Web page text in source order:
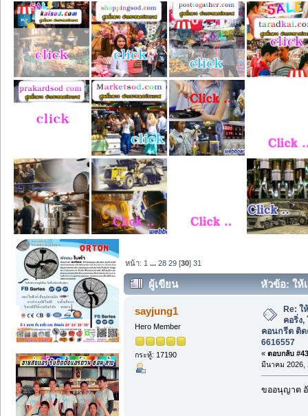
หน้า: 1 ...28 29 [30]31
ผู้เขียน
หัวข้อ: ให้
คอนกรีต ติดต่อนนท์ 089-6616557 (อ่าน
sayjung1
Hero Member
กระทู้: 17190
Re: ใ
คอริ่ง,
คอนกรีต ติ
6616557
« ตอบกลับ
มีนาคม 2026,
ขออนุญาต